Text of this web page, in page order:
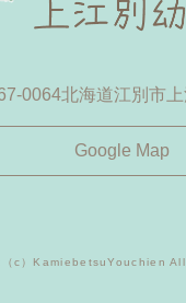
0064北海道江別市
Google Map
c）KamiebetsuYouchien